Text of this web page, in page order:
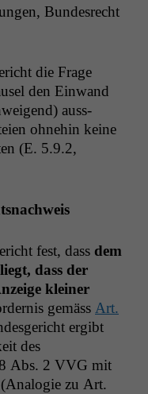
Bun­desrecht
die Frage
den Ein­wand
auss­
ohne­hin keine
(E. 5.9.2,
fest, dass dem
dass der
klein­er
gemäss Art.
ergibt
des
Abs. 2 VVG mit
(Analo­gie zu Art.
optional.
Sie
Option
die
nicht
speichern
Daten ab,
interne
zu
Diese helfen
unsere Website
zu verbessern.